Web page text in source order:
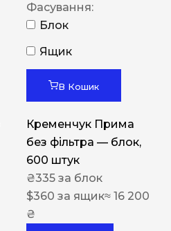
Фасування:
Блок
Ящик
В Кошик
Кременчук Прима
без фільтра — блок,
600 штук
₴335 за блок
$360 за ящик≈ 16 200
₴